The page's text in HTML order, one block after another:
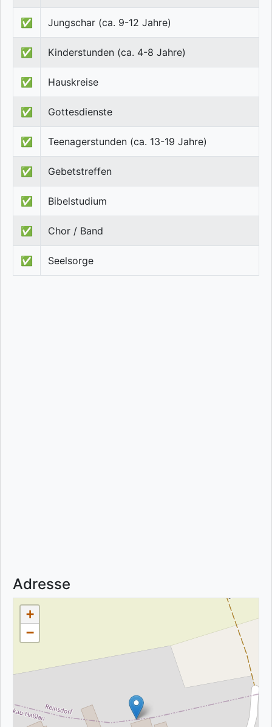
✅ Jungschar (ca. 9-12 Jahre)
✅ Kinderstunden (ca. 4-8 Jahre)
✅ Hauskreise
✅ Gottesdienste
✅ Teenagerstunden (ca. 13-19 Jahre)
✅ Gebetstreffen
✅ Bibelstudium
✅ Chor / Band
✅ Seelsorge
Adresse
+
−